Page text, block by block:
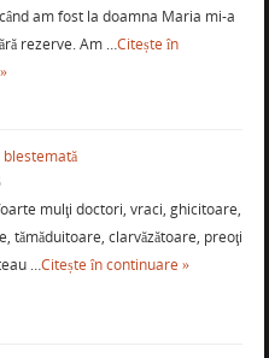
am fost la doamna Maria mi-a
rezerve. Am …Citește în
blestemată
mulţi doctori, vraci, ghicitoare,
tămăduitoare, clarvăzătoare, preoţi
…Citește în continuare »